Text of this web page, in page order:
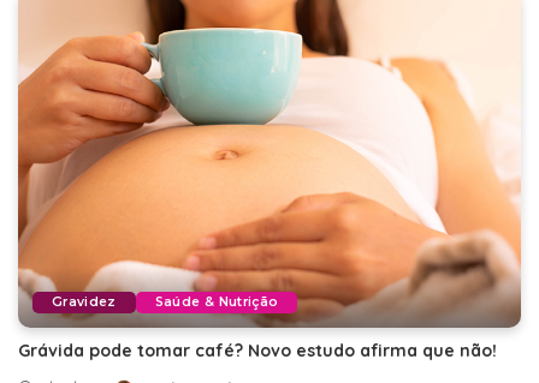
Gravidez Saúde & Nutrição
Grávida pode tomar café? Novo estudo afirma que não!